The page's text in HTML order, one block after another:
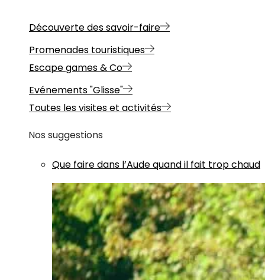
Découverte des savoir-faire
Promenades touristiques
Escape games & Co
Evénements "Glisse"
Toutes les visites et activités
Nos suggestions
Que faire dans l’Aude quand il fait trop chaud